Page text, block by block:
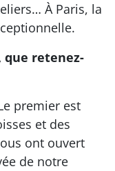
À Paris, la
que retenez-
premier est
et des
ont ouvert
de notre